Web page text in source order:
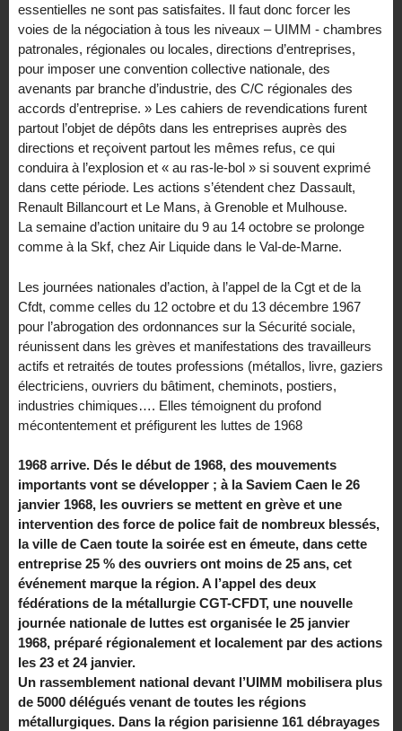
essentielles ne sont pas satisfaites. Il faut donc forcer les
voies de la négociation à tous les niveaux – UIMM - chambres
patronales, régionales ou locales, directions d’entreprises,
pour imposer une convention collective nationale, des
avenants par branche d’industrie, des C/C régionales des
accords d’entreprise. » Les cahiers de revendications furent
partout l’objet de dépôts dans les entreprises auprès des
directions et reçoivent partout les mêmes refus, ce qui
conduira à l’explosion et « au ras-le-bol » si souvent exprimé
dans cette période. Les actions s’étendent chez Dassault,
Renault Billancourt et Le Mans, à Grenoble et Mulhouse.
La semaine d’action unitaire du 9 au 14 octobre se prolonge
comme à la Skf, chez Air Liquide dans le Val-de-Marne.
Les journées nationales d’action, à l’appel de la Cgt et de la
Cfdt, comme celles du 12 octobre et du 13 décembre 1967
pour l’abrogation des ordonnances sur la Sécurité sociale,
réunissent dans les grèves et manifestations des travailleurs
actifs et retraités de toutes professions (métallos, livre, gaziers
électriciens, ouvriers du bâtiment, cheminots, postiers,
industries chimiques…. Elles témoignent du profond
mécontentement et préfigurent les luttes de 1968
1968 arrive. Dés le début de 1968, des mouvements
importants vont se développer ; à la Saviem Caen le 26
janvier 1968, les ouvriers se mettent en grève et une
intervention des force de police fait de nombreux blessés,
la ville de Caen toute la soirée est en émeute, dans cette
entreprise 25 % des ouvriers ont moins de 25 ans, cet
événement marque la région. A l’appel des deux
fédérations de la métallurgie CGT-CFDT, une nouvelle
journée nationale de luttes est organisée le 25 janvier
1968, préparé régionalement et localement par des actions
les 23 et 24 janvier.
Un rassemblement national devant l’UIMM mobilisera plus
de 5000 délégués venant de toutes les régions
métallurgiques. Dans la région parisienne 161 débrayages